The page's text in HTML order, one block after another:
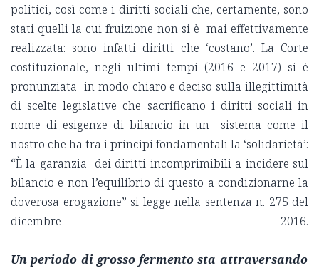
politici, così come i diritti sociali che, certamente, sono
stati quelli la cui fruizione non si è mai effettivamente
realizzata: sono infatti diritti che ‘costano’. La Corte
costituzionale, negli ultimi tempi (2016 e 2017) si è
pronunziata in modo chiaro e deciso sulla illegittimità
di scelte legislative che sacrificano i diritti sociali in
nome di esigenze di bilancio in un sistema come il
nostro che ha tra i principi fondamentali la ‘solidarietà’:
“È la garanzia dei diritti incomprimibili a incidere sul
bilancio e non l’equilibrio di questo a condizionarne la
doverosa erogazione” si legge nella sentenza n. 275 del
dicembre 2016.
Un periodo di grosso fermento sta attraversando